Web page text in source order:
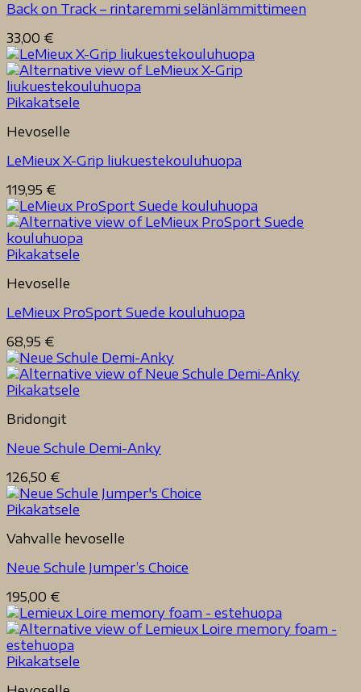
Back on Track – rintaremmi selänlämmittimeen
33,00 €
Pikakatsele
Hevoselle
LeMieux X-Grip liukuestekouluhuopa
119,95 €
Pikakatsele
Hevoselle
LeMieux ProSport Suede kouluhuopa
68,95 €
Pikakatsele
Bridongit
Neue Schule Demi-Anky
126,50 €
Pikakatsele
Vahvalle hevoselle
Neue Schule Jumper’s Choice
195,00 €
Pikakatsele